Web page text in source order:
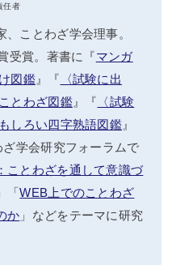
任者
ことわざ学会理事。
受賞。著書に『マンガ
図鑑』『 〈試験に出
とわざ図鑑』『 〈試験
しろい四字熟語図鑑』
学会研究フォーラムで
ことわざを通して意識づ
」「WEB上でのことわざ
か 」などをテーマに研究